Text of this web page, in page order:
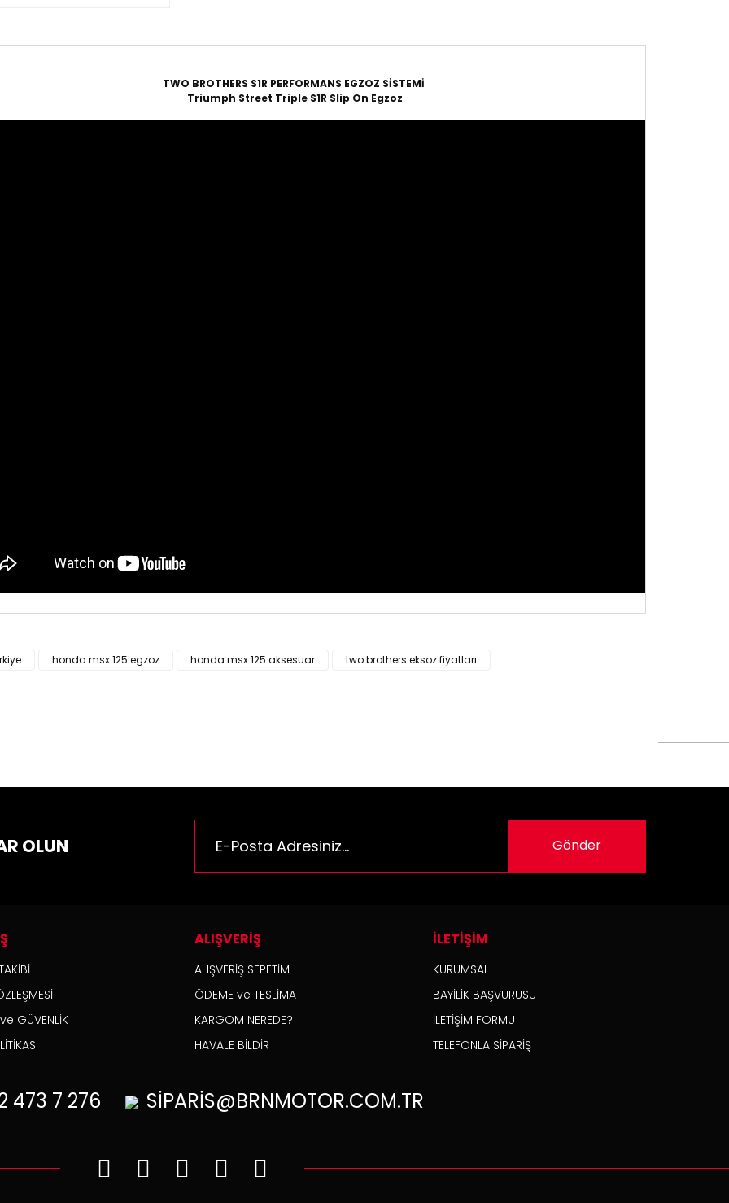
TWO BROTHERS S1R PERFORMANS EGZOZ SİSTEMİ
Triumph Street Triple S1R Slip On Egzoz
Bu ürüne ilk yorumu siz yapın!
iletebilirsiniz.
önerileriniz için teşekkür ederiz.
honda msx 125 egzoz honda msx 125 aksesuar two brothers eksoz fiyatları
OLUN Gönder
GÜVENLİK
ALIŞVERİŞ
ALIŞVERİŞ SEPETİM
ÖDEME ve TESLİMAT
KARGOM NEREDE?
HAVALE BİLDİR
İLETİŞİM
KURUMSAL
BAYİLİK BAŞVURUSU
İLETİŞİM FORMU
TELEFONLA SİPARİŞ
473 7 276 SİPARİS@BRNMOTOR.COM.TR